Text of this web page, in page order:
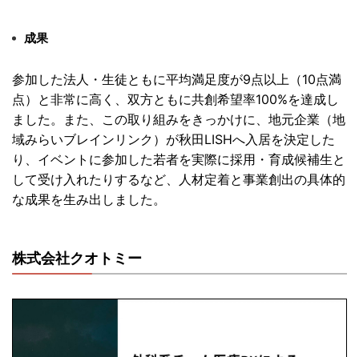
成果
参加した法人・生徒ともに平均満足度が9点以上（10点満
点）と非常に高く、双方ともに共創希望率100%を達成し
ました。また、この取り組みをきっかけに、地元企業（地
域みらいブレインリンク）が秋田LISHへ入居を決定した
り、 イベントに参加した若者を実際に採用・ 育成候補生と
して受け入れたりするなど、 人材定着と事業創出の具体的
な成果を生み出しました。
株式会社クオトミー